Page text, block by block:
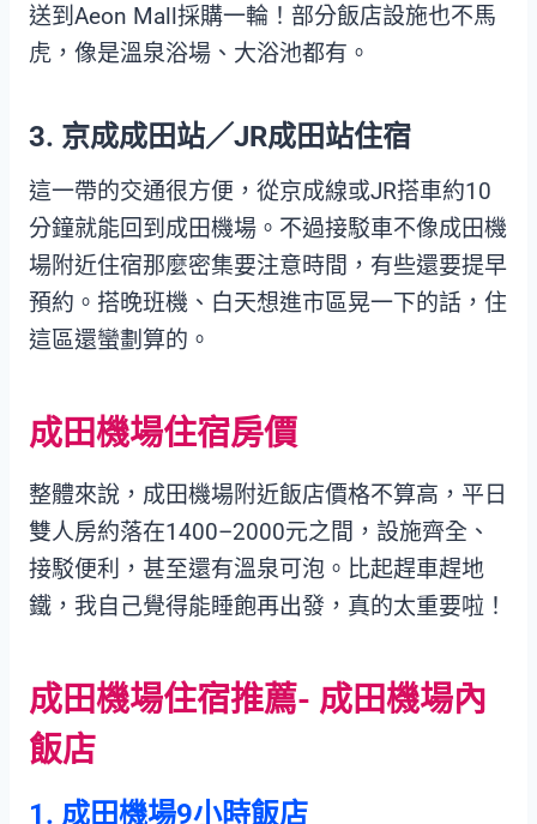
送到Aeon Mall採購一輪！部分飯店設施也不馬
虎，像是溫泉浴場、大浴池都有。
3. 京成成田站／JR成田站住宿
這一帶的交通很方便，從京成線或JR搭車約10
分鐘就能回到成田機場。不過接駁車不像成田機
場附近住宿那麼密集要注意時間，有些還要提早
預約。搭晚班機、白天想進市區晃一下的話，住
這區還蠻劃算的。
成田機場住宿房價
整體來說，成田機場附近飯店價格不算高，平日
雙人房約落在1400–2000元之間，設施齊全、
接駁便利，甚至還有溫泉可泡。比起趕車趕地
鐵，我自己覺得能睡飽再出發，真的太重要啦！
成田機場住宿推薦- 成田機場內
飯店
1. 成田機場9小時飯店